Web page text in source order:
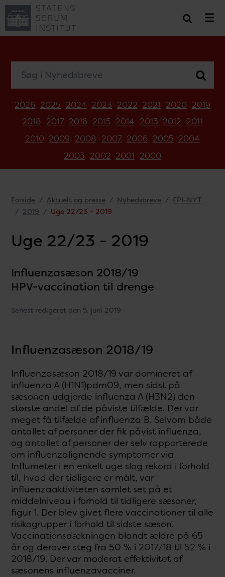
2026 2025 2024 2023 2022 2021 2020 2019
2018 2017 2016 2015 2014 2013 2012 2011
2010 2009 2008 2007 2006 2005 2004
2003 2002 2001 2000
Forside Aktuelt og presse Nyhedsbreve
EPI-NYT
2019
Uge 22/23 - 2019
Uge 22/23 - 2019
Influenzasæson 2018/19
HPV-vaccination til drenge
Senest redigeret den 5. juni 2019
Influenzasæson 2018/19
Influenzasæson 2018/19 var domineret af
influenza A (H1N1)pdm09, men sidst på
sæsonen udgjorde influenza A (H3N2) den
største andel af de påviste tilfælde. Der var
meget få tilfælde af influenza B. Selvom både
antallet af personer der fik påvist influenza,
og antallet af personer der selv rapporterede
om influenzalignende symptomer via
Influmeter i en enkelt uge slog rekord i forhold
til, hvad der tidligere er målt, var
influenzaaktiviteten samlet set på et
middelniveau i forhold til tidligere sæsoner,
figur 1. Der blev givet flere vaccinationer til alle
risikogrupper i forhold til sidste sæson.
Vaccinationsdækningen blandt ældre på 65
år og derover steg fra 50 % i 2017/18 til 52 % i
2018/19. Der var moderat effektivitet af
sæsonens influenzavacciner.